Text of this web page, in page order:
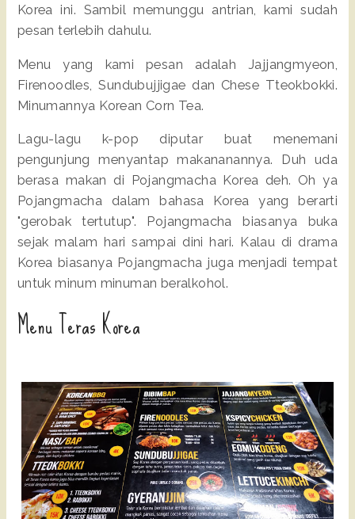
Korea ini. Sambil memunggu antrian, kami sudah
pesan terlebih dahulu.
Menu yang kami pesan adalah Jajjangmyeon,
Firenoodles, Sundubujjigae dan Chese Tteokbokki.
Minumannya Korean Corn Tea.
Lagu-lagu k-pop diputar buat menemani
pengunjung menyantap makananannya. Duh uda
berasa makan di Pojangmacha Korea deh. Oh ya
Pojangmacha dalam bahasa Korea yang berarti
"gerobak tertutup". Pojangmacha biasanya buka
sejak malam hari sampai dini hari. Kalau di drama
Korea biasanya Pojangmacha juga menjadi tempat
untuk minum minuman beralkohol.
Menu Teras Korea